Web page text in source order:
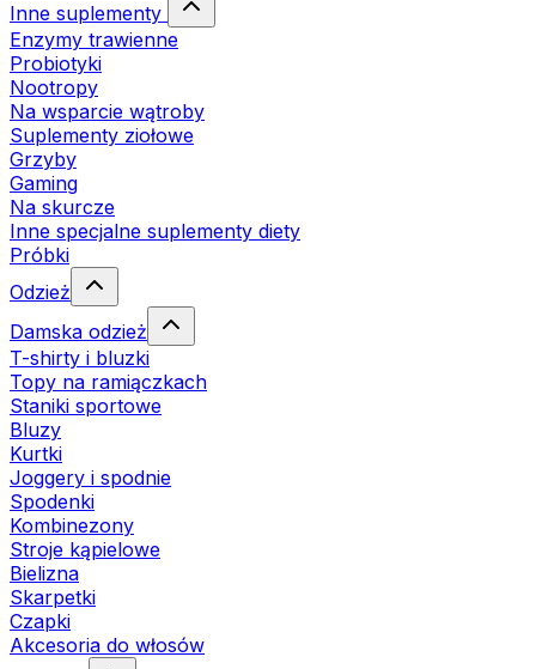
Inne suplementy
Enzymy trawienne
Probiotyki
Nootropy
Na wsparcie wątroby
Suplementy ziołowe
Grzyby
Gaming
Na skurcze
Inne specjalne suplementy diety
Próbki
Odzież
Damska odzież
T-shirty i bluzki
Topy na ramiączkach
Staniki sportowe
Bluzy
Kurtki
Joggery i spodnie
Spodenki
Kombinezony
Stroje kąpielowe
Bielizna
Skarpetki
Czapki
Akcesoria do włosów